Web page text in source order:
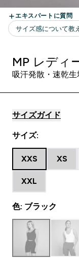
MP レディ
吸汗発散・速乾
サイズガイド
サイズ:
XXS XS
XXL
色: ブラック